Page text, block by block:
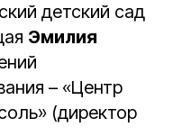
детский сад
Эмилия
– «Центр
(директор